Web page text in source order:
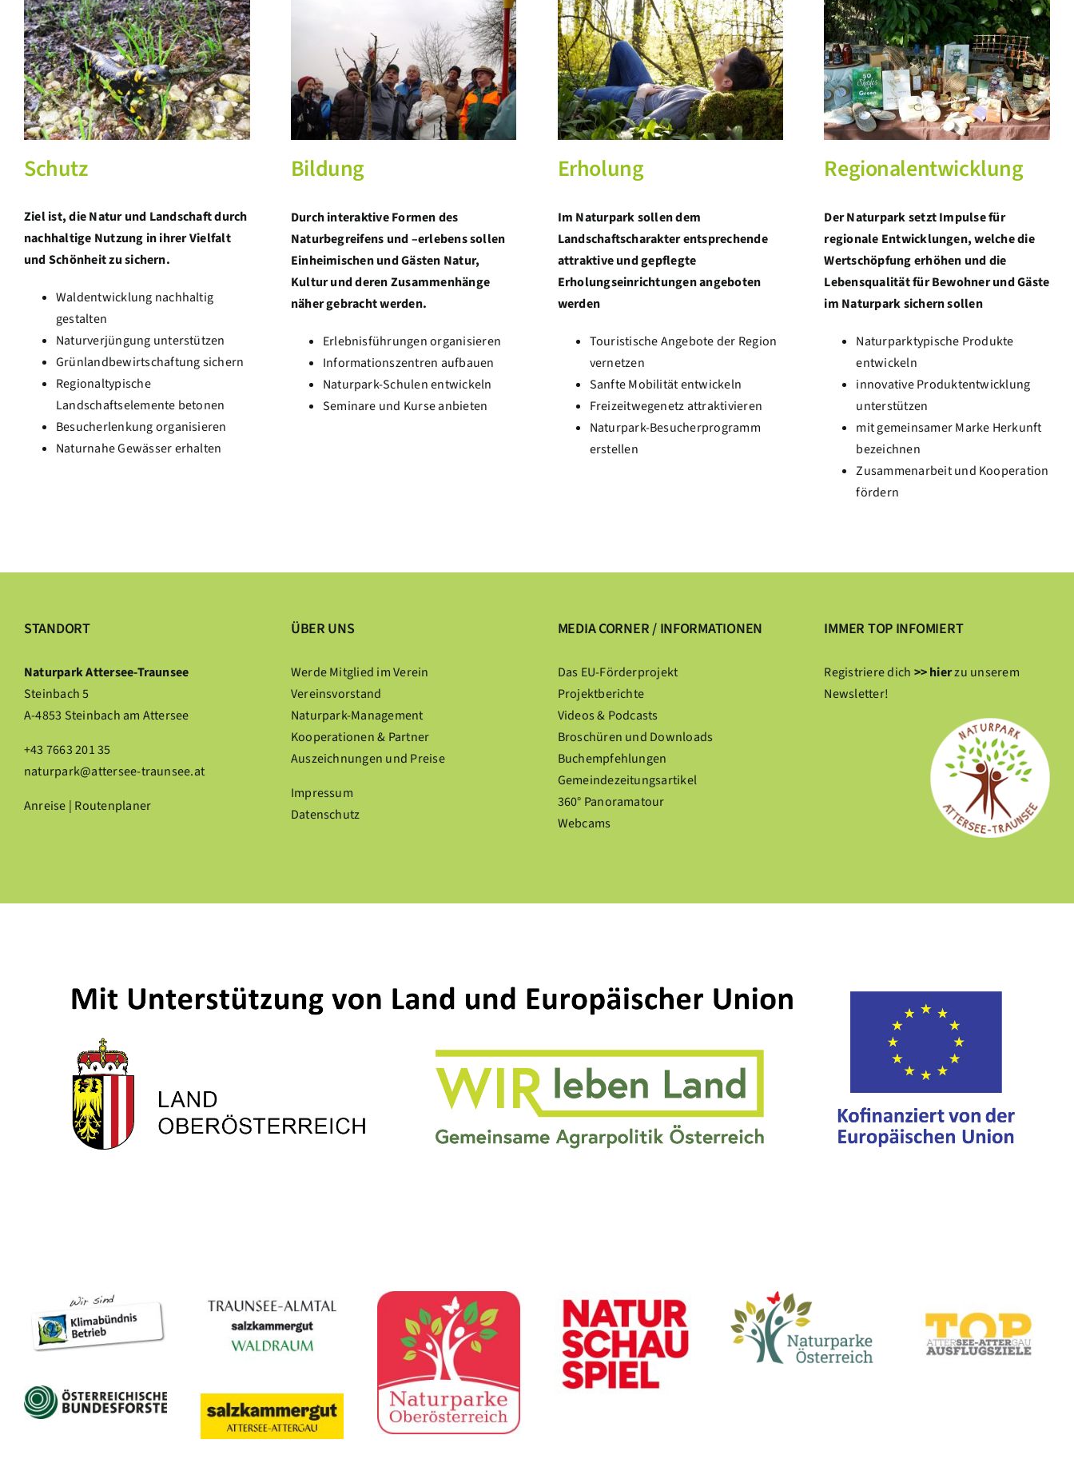
Schutz
Ziel ist, die Natur und Landschaft durch
nachhaltige Nutzung in ihrer Vielfalt
und Schönheit zu sichern.
Waldentwicklung nachhaltig
gestalten
Naturverjüngung unterstützen
Grünlandbewirtschaftung sichern
Regionaltypische
Landschaftselemente betonen
Besucherlenkung organisieren
Naturnahe Gewässer erhalten
Bildung
Durch interaktive Formen des
Naturbegreifens und –erlebens sollen
Einheimischen und Gästen Natur,
Kultur und deren Zusammenhänge
näher gebracht werden.
Erlebnisführungen organisieren
Informationszentren aufbauen
Naturpark-Schulen entwickeln
Seminare und Kurse anbieten
Erholung
Im Naturpark sollen dem
Landschaftscharakter entsprechende
attraktive und gepflegte
Erholungseinrichtungen angeboten
werden
Touristische Angebote der Region
vernetzen
Sanfte Mobilität entwickeln
Freizeitwegenetz attraktivieren
Naturpark-Besucherprogramm
erstellen
Regionalentwicklung
Der Naturpark setzt Impulse für
regionale Entwicklungen, welche die
Wertschöpfung erhöhen und die
Lebensqualität für Bewohner und Gäste
im Naturpark sichern sollen
Naturparktypische Produkte
entwickeln
innovative Produktentwicklung
unterstützen
mit gemeinsamer Marke Herkunft
bezeichnen
Zusammenarbeit und Kooperation
fördern
STANDORT
Naturpark Attersee-Traunsee
Steinbach 5
A-4853 Steinbach am Attersee
+43 7663 201 35
naturpark@attersee-traunsee.at
Anreise | Routenplaner
ÜBER UNS
Werde Mitglied im Verein
Vereinsvorstand
Naturpark-Management
Kooperationen & Partner
Auszeichnungen und Preise
Impressum
Datenschutz
MEDIA CORNER / INFORMATIONEN
Das EU-Förderprojekt
Projektberichte
Videos & Podcasts
Broschüren und Downloads
Buchempfehlungen
Gemeindezeitungsartikel
360° Panoramatour
Webcams
IMMER TOP INFOMIERT
Registriere dich >> hierzu unserem
Newsletter!